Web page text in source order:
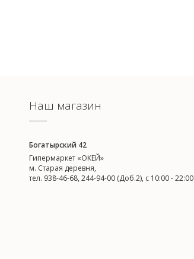
Наш магазин
Богатырский 42
Гипермаркет «ОКЕЙ»
м. Старая деревня,
тел. 938-46-68, 244-94-00 (Доб.2), c 10:00 - 22:00